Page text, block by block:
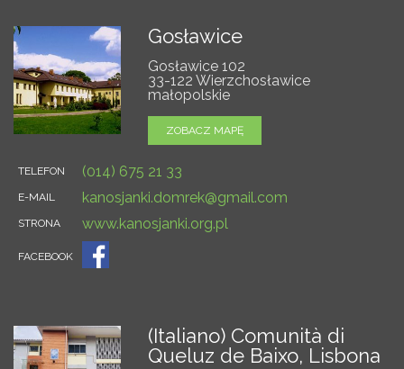
Gosławice
Gosławice 102
33-122 Wierzchosławice
małopolskie
ZOBACZ MAPĘ
TELEFON (014) 675 21 33
E-MAIL kanosjanki.domrek@gmail.com
STRONA www.kanosjanki.org.pl
FACEBOOK
(Italiano) Comunità di
Queluz de Baixo, Lisbona